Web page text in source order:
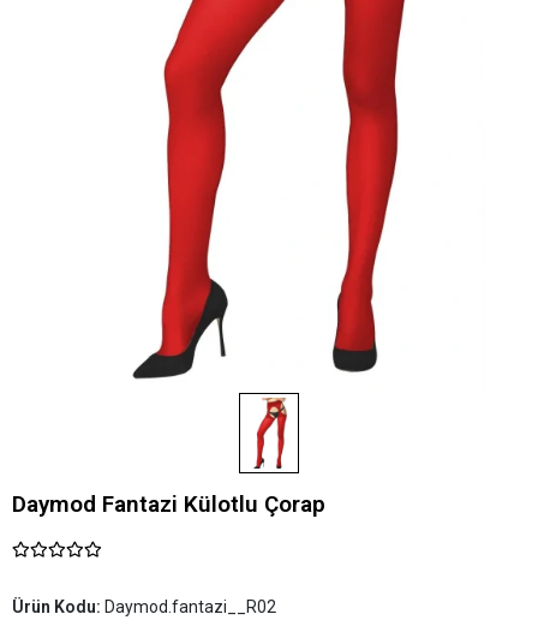
Daymod Fantazi Külotlu Çorap
Ürün Kodu: Daymod.fantazi__R02